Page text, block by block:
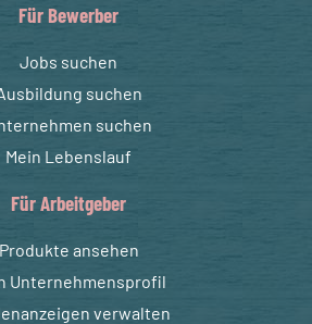
Für Bewerber
Jobs suchen
suchen
suchen
Mein Lebenslauf
Für Arbeitgeber
Produkte ansehen
Unternehmensprofil
verwalten